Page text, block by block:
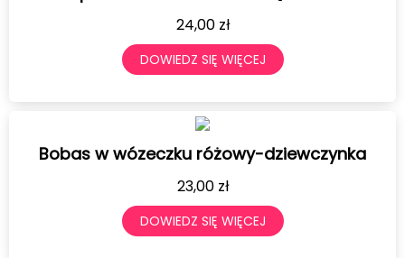
24,00 zł
DOWIEDZ SIĘ WIĘCEJ
Bobas w wózeczku różowy-dziewczynka
23,00 zł
DOWIEDZ SIĘ WIĘCEJ